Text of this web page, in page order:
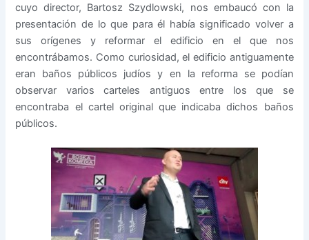
cuyo director, Bartosz Szydlowski, nos embaucó con la
presentación de lo que para él había significado volver a
sus orígenes y reformar el edificio en el que nos
encontrábamos. Como curiosidad, el edificio antiguamente
eran baños públicos judíos y en la reforma se podían
observar varios carteles antiguos entre los que se
encontraba el cartel original que indicaba dichos baños
públicos.